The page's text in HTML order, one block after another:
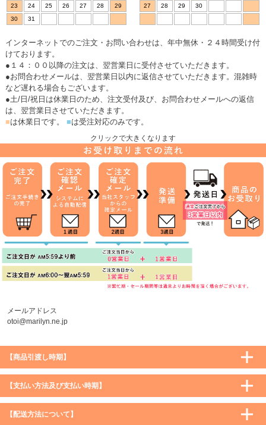
23
24 25 26 27 28
29
30
31
27
28 29 30
インターネットでのご注文・お問い合わせは、年中無休・２４時間受け付
けております。
●１４：００以降の注文は、翌営業日に受付させていただきます。
●お問合わせメールは、翌営業日以内に返信させていただきます。混雑時
など遅れる場合もございます。
●土/日/祝日は休業日のため、注文受付及び、お問合わせメールへの返信
は、翌営業日させていただきます。
■は休業日です。 ■は受注対応のみです。
クリックで大きくなります
メールアドレス
otoi@marilyn.ne.jp
【商品引渡し時期】
【支払い方法及び支払い時期】
【配送方法について】